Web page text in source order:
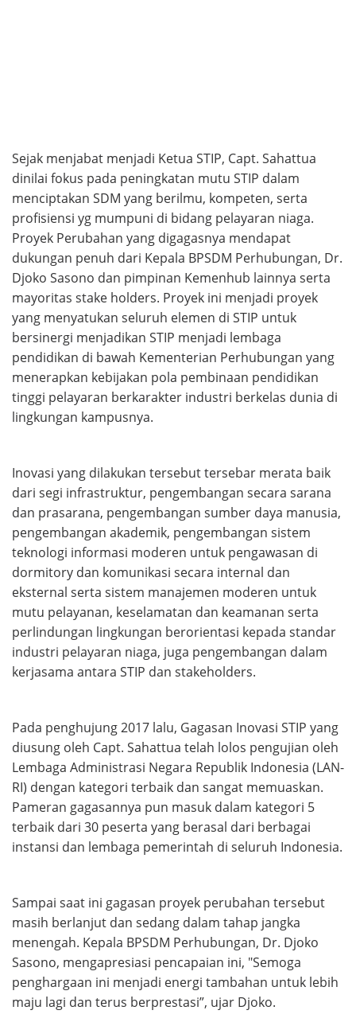
Sejak menjabat menjadi Ketua STIP, Capt. Sahattua
dinilai fokus pada peningkatan mutu STIP dalam
menciptakan SDM yang berilmu, kompeten, serta
profisiensi yg mumpuni di bidang pelayaran niaga.
Proyek Perubahan yang digagasnya mendapat
dukungan penuh dari Kepala BPSDM Perhubungan, Dr.
Djoko Sasono dan pimpinan Kemenhub lainnya serta
mayoritas stake holders. Proyek ini menjadi proyek
yang menyatukan seluruh elemen di STIP untuk
bersinergi menjadikan STIP menjadi lembaga
pendidikan di bawah Kementerian Perhubungan yang
menerapkan kebijakan pola pembinaan pendidikan
tinggi pelayaran berkarakter industri berkelas dunia di
lingkungan kampusnya.
Inovasi yang dilakukan tersebut tersebar merata baik
dari segi infrastruktur, pengembangan secara sarana
dan prasarana, pengembangan sumber daya manusia,
pengembangan akademik, pengembangan sistem
teknologi informasi moderen untuk pengawasan di
dormitory dan komunikasi secara internal dan
eksternal serta sistem manajemen moderen untuk
mutu pelayanan, keselamatan dan keamanan serta
perlindungan lingkungan berorientasi kepada standar
industri pelayaran niaga, juga pengembangan dalam
kerjasama antara STIP dan stakeholders.
Pada penghujung 2017 lalu, Gagasan Inovasi STIP yang
diusung oleh Capt. Sahattua telah lolos pengujian oleh
Lembaga Administrasi Negara Republik Indonesia (LAN-
RI) dengan kategori terbaik dan sangat memuaskan.
Pameran gagasannya pun masuk dalam kategori 5
terbaik dari 30 peserta yang berasal dari berbagai
instansi dan lembaga pemerintah di seluruh Indonesia.
Sampai saat ini gagasan proyek perubahan tersebut
masih berlanjut dan sedang dalam tahap jangka
menengah. Kepala BPSDM Perhubungan, Dr. Djoko
Sasono, mengapresiasi pencapaian ini, "Semoga
penghargaan ini menjadi energi tambahan untuk lebih
maju lagi dan terus berprestasi”, ujar Djoko.